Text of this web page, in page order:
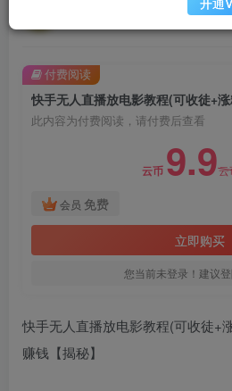
此内容为付费阅读，请付费后查看
云币 9.9云
会员 免费
立即购买
您当前未登录！建议
付费阅读
快手无人直播放电影教程(可收徒+
赚钱【揭秘】